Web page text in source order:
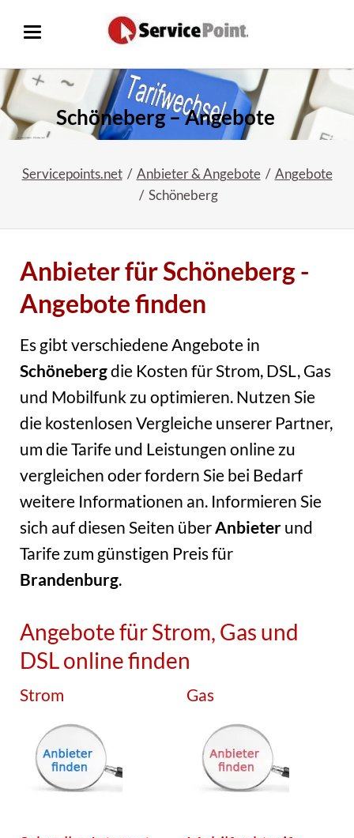
Schöneberg – Angebote
Servicepoints.net Anbieter & Angebote
Angebote
Schöneberg
Anbieter für Schöneberg -
Angebote finden
Es gibt verschiedene Angebote in
Schönebergdie Kosten für Strom, DSL, Gas
und Mobilfunk zu optimieren. Nutzen Sie
die kostenlosen Vergleiche unserer Partner,
um die Tarife und Leistungen online zu
vergleichen oder fordern Sie bei Bedarf
weitere Informationen an. Informieren Sie
sich auf diesen Seiten überAnbieterund
Tarife zum günstigen Preis für
Brandenburg.
Angebote für Strom, Gas und
DSL online finden
Strom Gas